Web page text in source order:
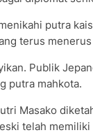
putra
terus
Publik
putra mahkota.
Masako
telah